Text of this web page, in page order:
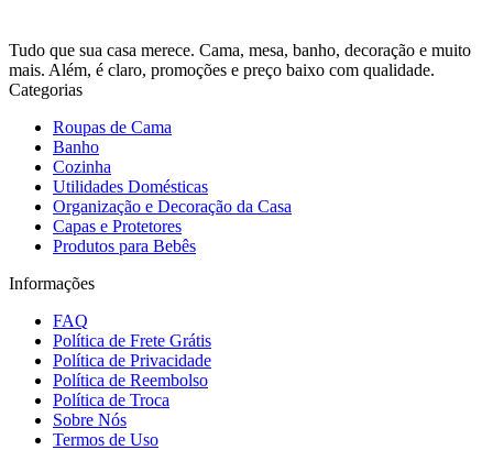
Tudo que sua casa merece. Cama, mesa, banho, decoração e muito
mais. Além, é claro, promoções e preço baixo com qualidade.
Categorias
Roupas de Cama
Banho
Cozinha
Utilidades Domésticas
Organização e Decoração da Casa
Capas e Protetores
Produtos para Bebês
Informações
FAQ
Política de Frete Grátis
Política de Privacidade
Política de Reembolso
Política de Troca
Sobre Nós
Termos de Uso